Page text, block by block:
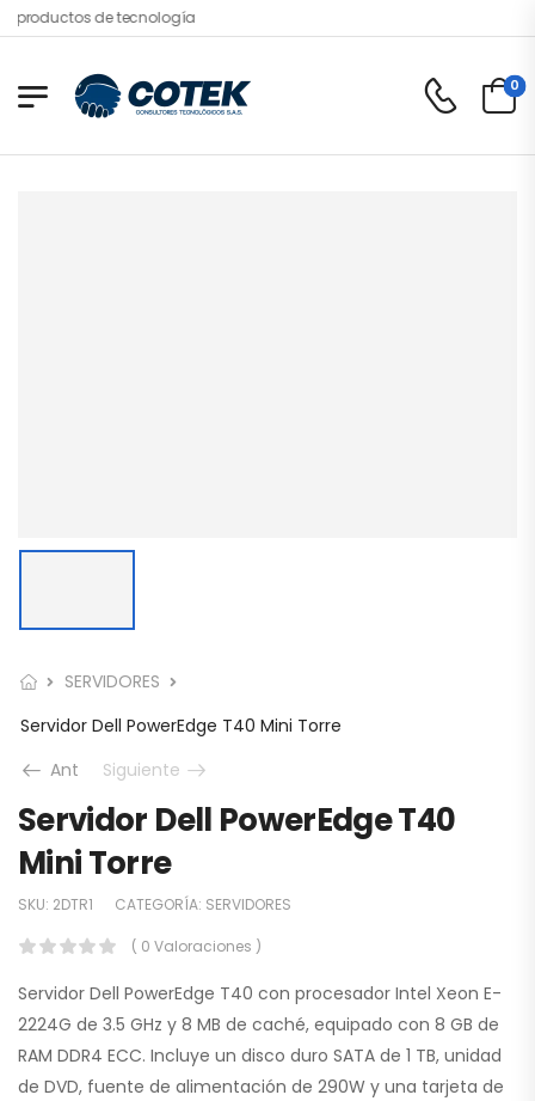
de tecnología
0
SERVIDORES
Servidor Dell PowerEdge T40 Mini Torre
Ant
Siguiente
Servidor Dell PowerEdge T40
Mini Torre
SKU: 2DTR1 CATEGORÍA: SERVIDORES
( 0 Valoraciones )
Servidor Dell PowerEdge T40 con procesador Intel Xeon E-
2224G de 3.5 GHz y 8 MB de caché, equipado con 8 GB de
RAM DDR4 ECC. Incluye un disco duro SATA de 1 TB, unidad
de DVD, fuente de alimentación de 290W y una tarjeta de